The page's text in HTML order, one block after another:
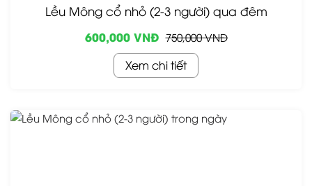
Lều Mông cổ nhỏ (2-3 người) qua đêm
600,000 VNĐ 750,000 VNĐ
Xem chi tiết